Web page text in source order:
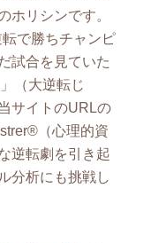
ホリシンです。
で勝ちチャンピ
試合を見ていた
（大逆転じ
サイトのURLの
（心理的資
逆転劇を引き起
分析にも挑戦し